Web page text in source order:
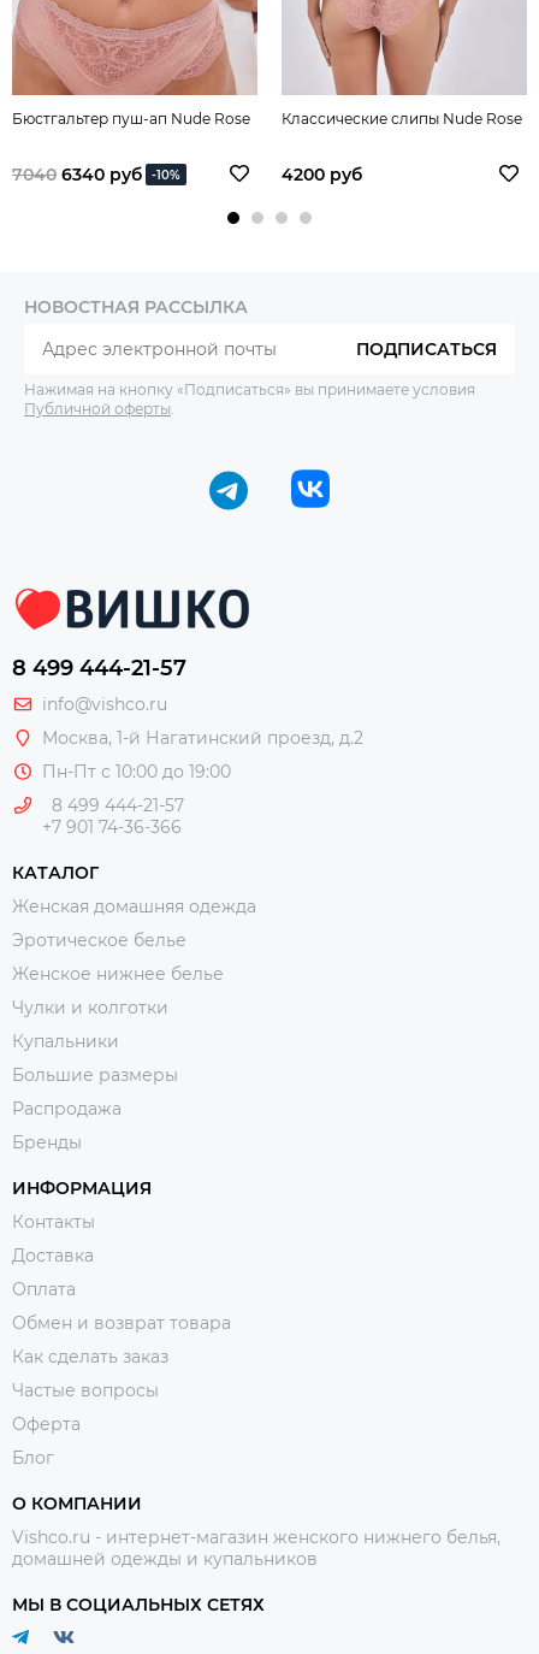
Бюстгальтер пуш-ап Nude Rose
7040 6340 руб -10%
Классические слипы Nude Rose
4200 руб
НОВОСТНАЯ РАССЫЛКА
ПОДПИСАТЬСЯ
Нажимая на кнопку «Подписаться» вы принимаете условия
Публичной оферты
8 499 444-21-57
info@vishco.ru
Москва, 1-й Нагатинский проезд, д.2
Пн-Пт с 10:00 до 19:00
8 499 444-21-57
+7 901 74-36-366
КАТАЛОГ
Женская домашняя одежда
Эротическое белье
Женское нижнее белье
Чулки и колготки
Купальники
Большие размеры
Распродажа
Бренды
ИНФОРМАЦИЯ
Контакты
Доставка
Оплата
Обмен и возврат товара
Как сделать заказ
Частые вопросы
Оферта
Блог
О КОМПАНИИ
Vishco.ru - интернет-магазин женского нижнего белья,
домашней одежды и купальников
МЫ В СОЦИАЛЬНЫХ СЕТЯХ